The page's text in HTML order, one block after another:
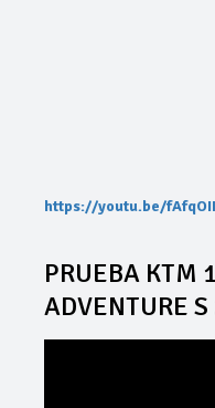
https://youtu.be/
PRUEBA KTM
ADVENTURE